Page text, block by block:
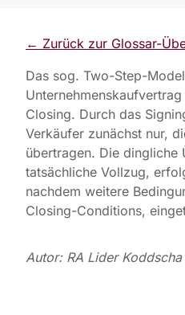
← Zurück zur Glossar-
Das sog. Two-Step-
Closing. Durch das
Verkäufer zunächst nur,
übertragen. Die dingliche
tatsächliche Vollzug,
nachdem weitere
Closing-Conditions,
Autor: RA Lider Koddscha